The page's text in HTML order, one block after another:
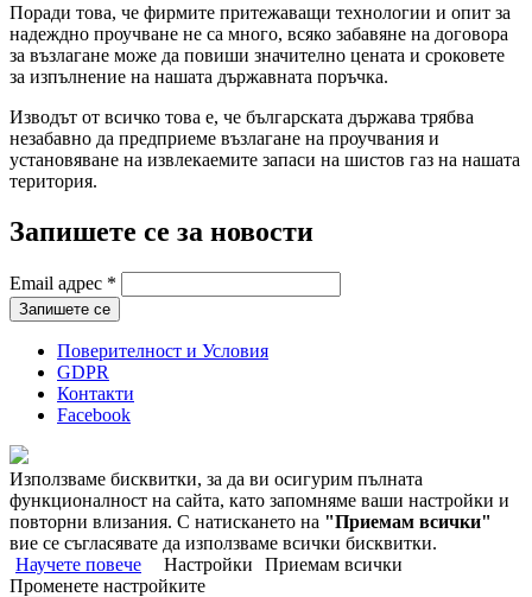
Поради това, че фирмите притежаващи технологии и опит за
надеждно проучване не са много, всяко забавяне на договора
за възлагане може да повиши значително цената и сроковете
за изпълнение на нашата държавната поръчка.
Изводът от всичко това е, че българската държава трябва
незабавно да предприеме възлагане на проучвания и
установяване на извлекаемите запаси на шистов газ на нашата
територия.
Запишете се за новости
Email адрес *
Поверителност и Условия
GDPR
Контакти
Facebook
Използваме бисквитки, за да ви осигурим пълната
функционалност на сайта, като запомняме ваши настройки и
повторни влизания. С натискането на "Приемам всички"
вие се съгласявате да използваме всички бисквитки.
Научете повече
Настройки
Приемам всички
Променете настройките